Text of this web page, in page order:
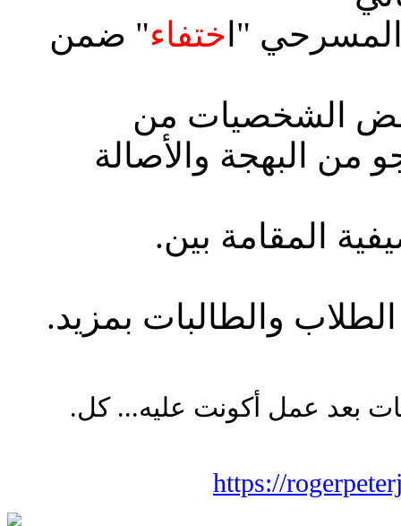
"ا ختفاء" ضمن
الشخصيات من
من البهجة والأصالة
.المسرحية نتاج ورش المسرح الصيفية المقامة بين
.مع تمنياتنا لكل أعضاء الفريق من الطلاب والطالبات بمزيد
.للحجز برجاء الدخول على اللينك وكتابة البيانات بعد عمل أكونت عليه... كل
https://